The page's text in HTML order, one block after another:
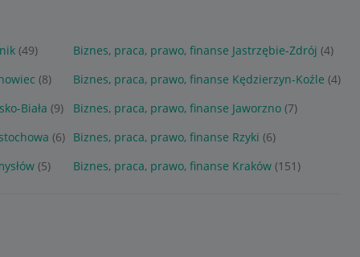
(49) Biznes, praca, prawo, finanse Jastrzębie-Zdrój (4)
(8) Biznes, praca, prawo, finanse Kędzierzyn-Koźle (4)
Biała (9) Biznes, praca, prawo, finanse Jaworzno (7)
(6) Biznes, praca, prawo, finanse Rzyki (6)
(5) Biznes, praca, prawo, finanse Kraków (151)